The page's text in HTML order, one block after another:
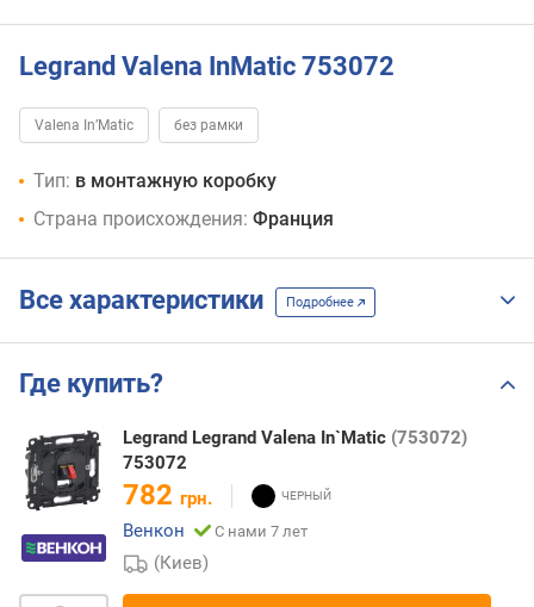
Legrand Valena InMatic 753072
Valena In’Matic без рамки
Тип: в монтажную коробку
Страна происхождения: Франция
Все характеристики Подробнее
Где купить?
Legrand Legrand Valena In`Matic (753072)
753072
782 грн.
Венкон
С нами 7 лет
(Киев)